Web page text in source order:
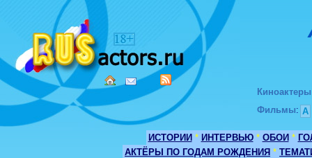
Киноактеры
Фильмы: А
ИСТОРИИ * ИНТЕРВЬЮ * ОБОИ *
АКТЁРЫ ПО ГОДАМ РОЖДЕНИЯ *